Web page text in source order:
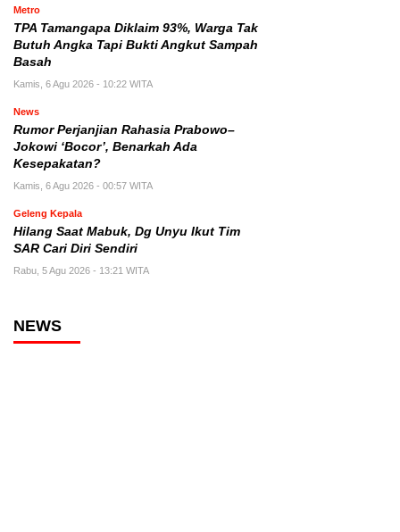
Metro
TPA Tamangapa Diklaim 93%, Warga Tak
Butuh Angka Tapi Bukti Angkut Sampah
Basah
Kamis, 6 Agu 2026 - 10:22 WITA
News
Rumor Perjanjian Rahasia Prabowo–
Jokowi ‘Bocor’, Benarkah Ada
Kesepakatan?
Kamis, 6 Agu 2026 - 00:57 WITA
Geleng Kepala
Hilang Saat Mabuk, Dg Unyu Ikut Tim
SAR Cari Diri Sendiri
Rabu, 5 Agu 2026 - 13:21 WITA
NEWS